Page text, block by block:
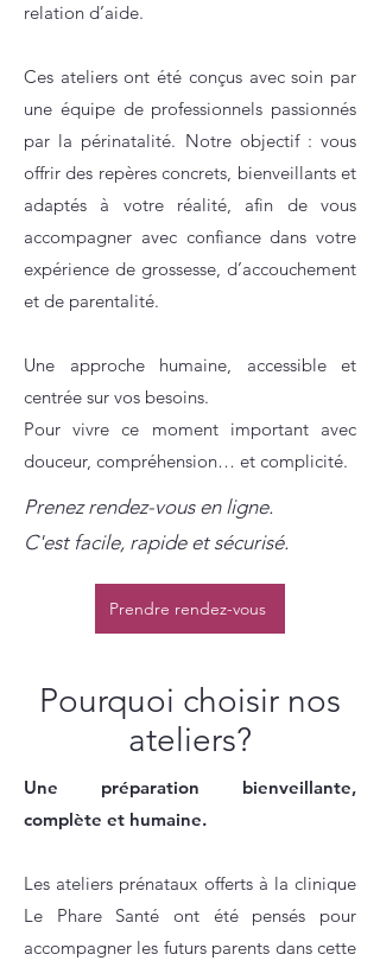
relation d’aide.
Ces ateliers ont été conçus avec soin par
une équipe de professionnels passionnés
par la périnatalité. Notre objectif : vous
offrir des repères concrets, bienveillants et
adaptés à votre réalité, afin de vous
accompagner avec confiance dans votre
expérience de grossesse, d’accouchement
et de parentalité.
Une approche humaine, accessible et
centrée sur vos besoins.
Pour vivre ce moment important avec
douceur, compréhension… et complicité.
Prenez rendez-vous en ligne.
C'est facile, rapide et sécurisé.
Prendre rendez-vous
Pourquoi choisir nos
ateliers?
Une préparation bienveillante,
complète et humaine.
Les ateliers prénataux offerts à la clinique
Le Phare Santé ont été pensés pour
accompagner les futurs parents dans cette